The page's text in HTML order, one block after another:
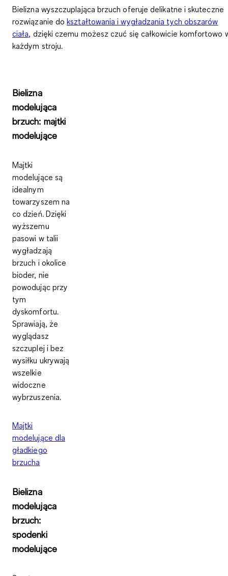
Bielizna wyszczuplająca brzuch oferuje delikatne i skuteczne
rozwiązanie dokształtowania i wygładzania tych obszarów
ciała, dzięki czemu możesz czuć się całkowicie komfortowo
każdym stroju.
Bielizna
modelująca
brzuch: majtki
modelujące
Majtki
modelujące są
idealnym
towarzyszem na
co dzień. Dzięki
wyższemu
pasowi w talii
wygładzają
brzuch i okolice
bioder, nie
powodując przy
tym
dyskomfortu.
Sprawiają, że
wyglądasz
szczuplej i bez
wysiłku ukrywają
wszelkie
widoczne
wybrzuszenia.
Majtki
modelujące dla
gładkiego
brzucha
Bielizna
modelująca
brzuch:
spodenki
modelujące